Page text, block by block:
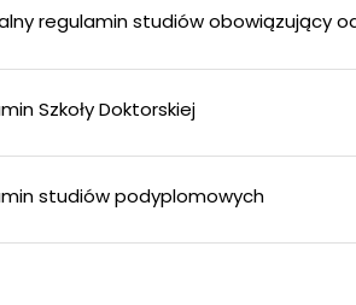
regulamin studiów obowiązujący
Szkoły Doktorskiej
studiów podyplomowych